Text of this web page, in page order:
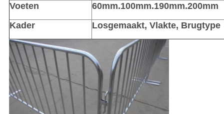
Voeten
60mm.100mm.190mm.200mm
Kader
Losgemaakt, Vlakte, Brugtype